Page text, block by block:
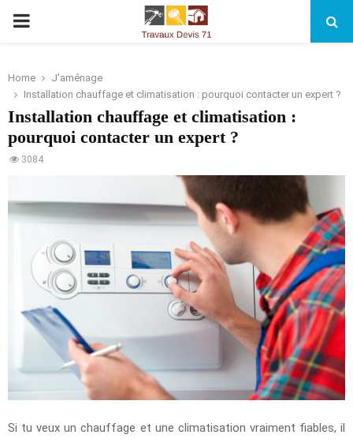
PRIMARY
Home
J'aménage
Installation chauffage et climatisation : pourquoi contacter un expert ?
Installation chauffage et climatisation :
pourquoi contacter un expert ?
3084
Si tu veux un chauffage et une climatisation vraiment fiables, il